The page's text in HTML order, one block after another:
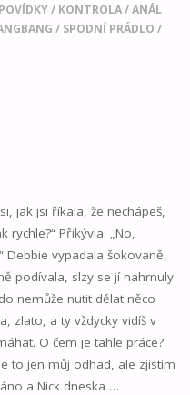
/ KONTROLA/ANÁL
/ SPODNÍ PRÁDLO /
jak jsi říkala, že nechápeš,
Přikývla: „No,
Debbie vypadala šokovaně,
podívala, slzy se jí nahrnuly
nemůže nutit dělat něco
zlato, a ty vždycky vidíš v
O čem je tahle práce?
to jen můj odhad, ale zjistím
a Nick dneska …